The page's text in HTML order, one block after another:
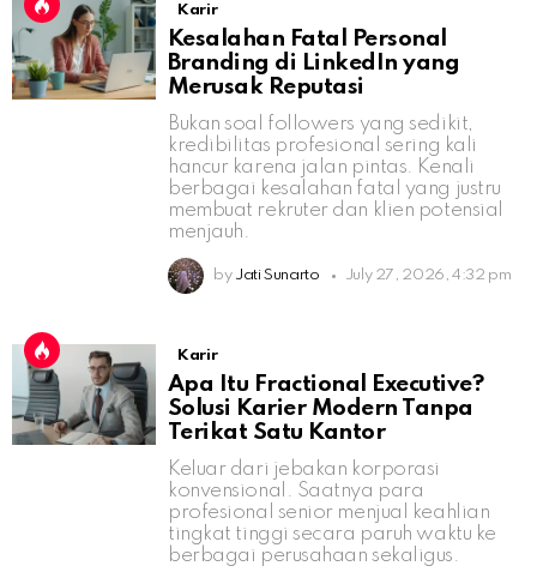
Karir
Kesalahan Fatal Personal
Branding di LinkedIn yang
Merusak Reputasi
Bukan soal followers yang sedikit,
kredibilitas profesional sering kali
hancur karena jalan pintas. Kenali
berbagai kesalahan fatal yang justru
membuat rekruter dan klien potensial
menjauh.
by Jati Sunarto July 27, 2026, 4:32 pm
Karir
Apa Itu Fractional Executive?
Solusi Karier Modern Tanpa
Terikat Satu Kantor
Keluar dari jebakan korporasi
konvensional. Saatnya para
profesional senior menjual keahlian
tingkat tinggi secara paruh waktu ke
berbagai perusahaan sekaligus.